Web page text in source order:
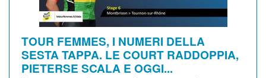
TOUR FEMMES, I NUMERI DELLA
SESTA TAPPA. LE COURT RADDOPPIA,
PIETERSE SCALA E OGGI...